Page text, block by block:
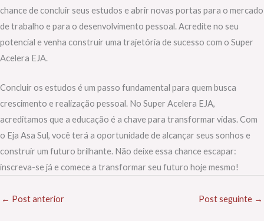
chance de concluir seus estudos e abrir novas portas para o mercado
de trabalho e para o desenvolvimento pessoal. Acredite no seu
potencial e venha construir uma trajetória de sucesso com o Super
Acelera EJA.
Concluir os estudos é um passo fundamental para quem busca
crescimento e realização pessoal. No Super Acelera EJA,
acreditamos que a educação é a chave para transformar vidas. Com
o Eja Asa Sul, você terá a oportunidade de alcançar seus sonhos e
construir um futuro brilhante. Não deixe essa chance escapar:
inscreva-se já e comece a transformar seu futuro hoje mesmo!
← Post anterior Post seguinte →